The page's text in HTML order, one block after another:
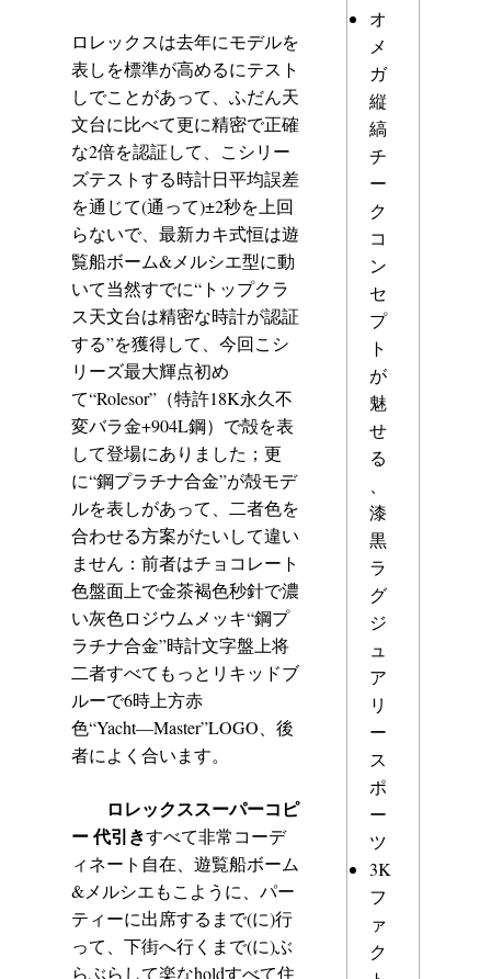
ロレックスは去年にモデルを
表しを標準が高めるにテスト
しでことがあって、ふだん天
文台に比べて更に精密で正確
な2倍を認証して、こシリー
ズテストする時計日平均誤差
を通じて(通って)±2秒を上回
らないで、最新カキ式恒は遊
覧船ボーム&メルシエ型に動
いて当然すでに“トップクラ
ス天文台は精密な時計が認証
する”を獲得して、今回こシ
リーズ最大輝点初め
て“Rolesor”（特許18K永久不
変バラ金+904L鋼）で殻を表
して登場にありました；更
に“鋼プラチナ合金”が殻モデ
ルを表しがあって、二者色を
合わせる方案がたいして違い
ません：前者はチョコレート
色盤面上で金茶褐色秒針で濃
い灰色ロジウムメッキ“鋼プ
ラチナ合金”時計文字盤上将
二者すべてもっとリキッドブ
ルーで6時上方赤
色“Yacht―Master”LOGO、後
者によく合います。
ロレックススーパーコピ
ー 代引きすべて非常コーデ
ィネート自在、遊覧船ボーム
&メルシエもこように、パー
ティーに出席するまで(に)行
って、下街へ行くまで(に)ぶ
らぶらして楽なholdすべて住
オ
メ
ガ
縦
縞
チ
ー
ク
コ
ン
セ
プ
ト
が
魅
せ
る
漆
黒
ラ
グ
ジ
ュ
ア
リ
ー
ス
ポ
ー
ツ
3K
フ
ァ
ク